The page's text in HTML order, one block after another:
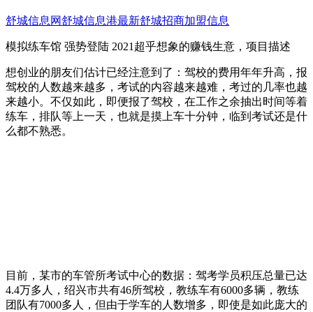
舒城信息网舒城信息港最新舒城招商加盟信息
模拟练车馆 强势登陆 2021超乎想象的赚钱生意，项目描述
想创业的朋友们估计已经注意到了：驾校的费用年年升高，报
驾校的人数越来越多，考试的内容越来越难，考过的几率也越
来越小。不仅如此，即便报了驾校，在工作之余抽出时间等着
练车，排队等上一天，也就是摸上车十分钟，临到考试还是什
么都不熟悉。
目前，某市的车管所考试中心的数据：驾考学员积压总量已达
4.4万多人，绍兴市共有46所驾校，教练车有6000多辆，教练
团队有7000多人，但由于学车的人数增多，即使是如此庞大的